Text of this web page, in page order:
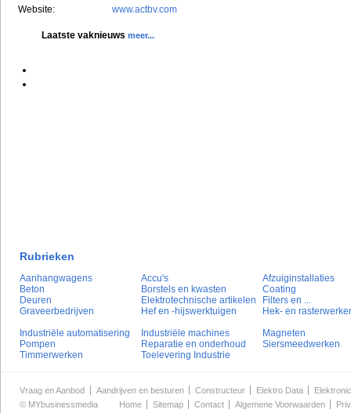
Website:
www.actbv.com
Laatste vaknieuws meer...
Rubrieken
Aanhangwagens Accu's
Afzuiginstallaties
Beton
Borstels en kwasten
Coating
Deuren
Elektrotechnische artikelen
Filters en ...
Graveerbedrijven
Hef en -hijswerktuigen
Hek- en
Industriële automatisering
Industriële machines
Magneten
Pompen
Reparatie en onderhoud
Siersmeedwerken
Timmerwerken
Toelevering Industrie
Vraag en Aanbod Aandrijven en besturen Constructeur Elektro Data
© MYbusinessmedia Home Sitemap Contact Algemene Voorwaarden